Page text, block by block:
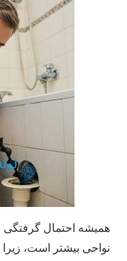
همیشه احتمال گرفتگی
نواحی بیشتر است، زیرا